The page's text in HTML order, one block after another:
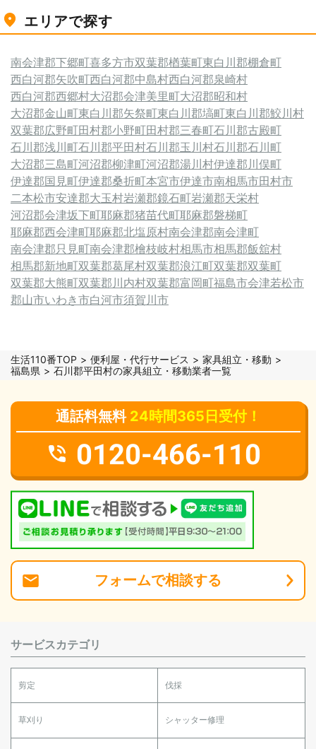
エリアで探す
南会津郡下郷町喜多方市双葉郡楢葉町東白川郡棚倉町
西白河郡矢吹町西白河郡中島村西白河郡泉崎村
西白河郡西郷村大沼郡会津美里町大沼郡昭和村
大沼郡金山町東白川郡矢祭町東白川郡塙町東白川郡鮫川村
双葉郡広野町田村郡小野町田村郡三春町石川郡古殿町
石川郡浅川町石川郡平田村石川郡玉川村石川郡石川町
大沼郡三島町河沼郡柳津町河沼郡湯川村伊達郡川俣町
伊達郡国見町伊達郡桑折町本宮市伊達市南相馬市田村市
二本松市安達郡大玉村岩瀬郡鏡石町岩瀬郡天栄村
河沼郡会津坂下町耶麻郡猪苗代町耶麻郡磐梯町
耶麻郡西会津町耶麻郡北塩原村南会津郡南会津町
南会津郡只見町南会津郡檜枝岐村相馬市相馬郡飯舘村
相馬郡新地町双葉郡葛尾村双葉郡浪江町双葉郡双葉町
双葉郡大熊町双葉郡川内村双葉郡富岡町福島市会津若松市
郡山市いわき市白河市須賀川市
生活110番TOP 便利屋・代行サービス
家具組立・移動
福島県
石川郡平田村の家具組立・移動業者一覧
通話料無料 24時間365日受付！
0120-466-110
フォームで相談する
サービスカテゴリ
剪定 伐採
草刈り シャッター修理